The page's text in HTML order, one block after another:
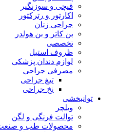
قیچی و سوزنگیر
اکارتور و رترکتور
جراحی زنان
بن کاتر و بن هولدر
تخصصی
ظروف استیل
لوازم دندان پزشکی
مصرفی جراحی
تیغ جراحی
نخ جراحی
توانبخشی
ویلچر
توالت فرنگی و لگن
محصولات طب و